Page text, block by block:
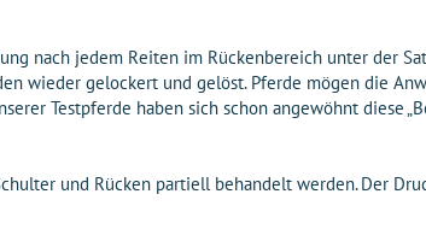
nach jedem Reiten im Rückenbereich unter der
wieder gelockert und gelöst. Pferde mögen die
Testpferde haben sich schon angewöhnt diese
und Rücken partiell behandelt werden. Der